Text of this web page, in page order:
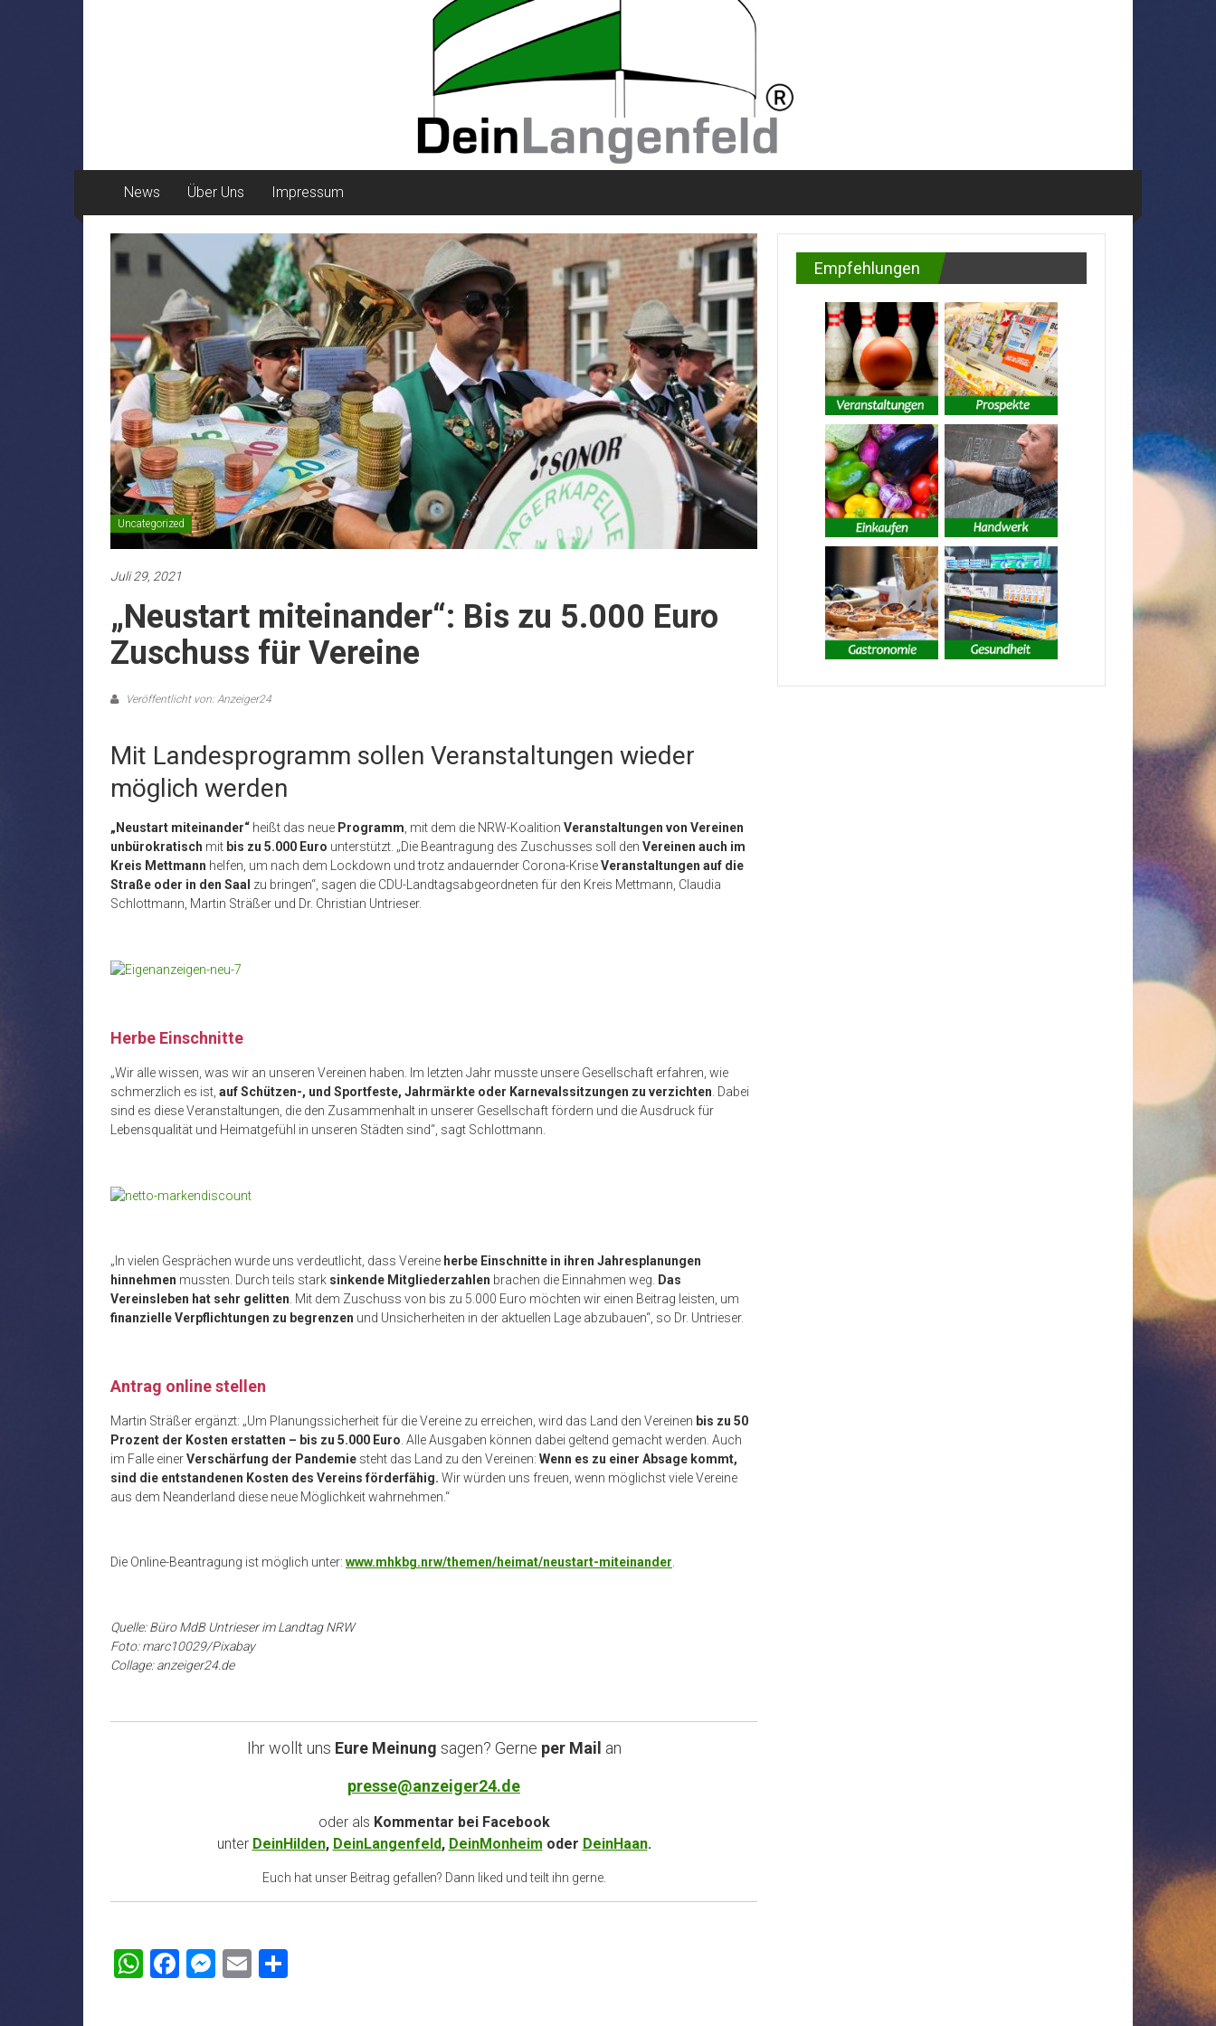
News Über Uns Impressum
Uncategorized
Juli 29, 2021
„Neustart miteinander“: Bis zu 5.000 Euro
Zuschuss für Vereine
Veröffentlicht von: Anzeiger24
Mit Landesprogramm sollen Veranstaltungen wieder
möglich werden
„Neustart miteinander“ heißt das neue Programm , mit dem die NRW-Koalition Veranstaltungen von Vereinen
unbürokratisch mit bis zu 5.000 Euro unterstützt. „Die Beantragung des Zuschusses soll den Vereinen auch im
Kreis Mettmann helfen, um nach dem Lockdown und trotz andauernder Corona-KriseVeranstaltungen auf die
Straße oder in den Saal zu bringen“, sagen die CDU-Landtagsabgeordneten für den Kreis Mettmann, Claudia
Schlottmann, Martin Sträßer und Dr. Christian Untrieser.
Herbe Einschnitte
„Wir alle wissen, was wir an unseren Vereinen haben. Im letzten Jahr musste unsere Gesellschaft erfahren, wie
schmerzlich es ist, auf Schützen-, und Sportfeste, Jahrmärkte oder Karnevalssitzungen zu verzichten . Dabei
sind es diese Veranstaltungen, die den Zusammenhalt in unserer Gesellschaft fördern und die Ausdruck für
Lebensqualität und Heimatgefühl in unseren Städten sind“, sagt Schlottmann.
„In vielen Gesprächen wurde uns verdeutlicht, dass Vereine herbe Einschnitte in ihren Jahresplanungen
hinnehmen mussten. Durch teils stark sinkende Mitgliederzahlen brachen die Einnahmen weg. Das
Vereinsleben hat sehr gelitten . Mit dem Zuschuss von bis zu 5.000 Euro möchten wir einen Beitrag leisten, um
finanzielle Verpflichtungen zu begrenzen und Unsicherheiten in der aktuellen Lage abzubauen“, so Dr. Untrieser.
Antrag online stellen
Martin Sträßer ergänzt: „Um Planungssicherheit für die Vereine zu erreichen, wird das Land den Vereinen bis zu 50
Prozent der Kosten erstatten – bis zu 5.000 Euro . Alle Ausgaben können dabei geltend gemacht werden. Auch
im Falle einerVerschärfung der Pandemie steht das Land zu den Vereinen: Wenn es zu einer Absage kommt,
sind die entstandenen Kosten des Vereins förderfähig. Wir würden uns freuen, wenn möglichst viele Vereine
aus dem Neanderland diese neue Möglichkeit wahrnehmen.“
Die Online-Beantragung ist möglich unter: www.mhkbg.nrw/themen/heimat/neustart-miteinander
Quelle: Büro MdB Untrieser im Landtag NRW
Foto: marc10029/Pixabay
Collage: anzeiger24.de
Ihr wollt uns Eure Meinung sagen? Gerne per Mail an
presse@anzeiger24.de
oder als Kommentar bei Facebook
unter DeinHilden, DeinLangenfeld, DeinMonheim oder DeinHaan.
Euch hat unser Beitrag gefallen? Dann liked und teilt ihn gerne.
WhatsApp
Facebook
Messenger
Email
Empfehlungen